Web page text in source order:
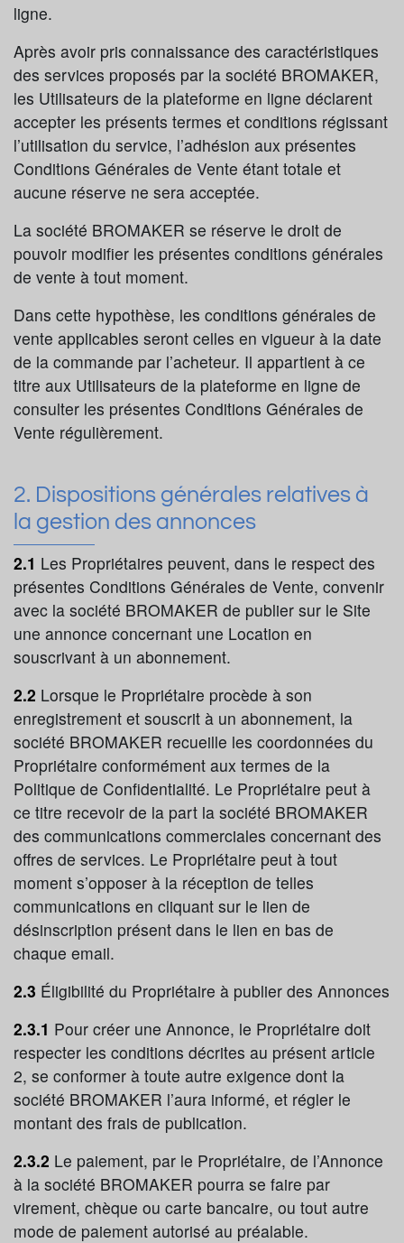
ligne.
Après avoir pris connaissance des caractéristiques
des services proposés par la société BROMAKER,
les Utilisateurs de la plateforme en ligne déclarent
accepter les présents termes et conditions régissant
l’utilisation du service, l’adhésion aux présentes
Conditions Générales de Vente étant totale et
aucune réserve ne sera acceptée.
La société BROMAKER se réserve le droit de
pouvoir modifier les présentes conditions générales
de vente à tout moment.
Dans cette hypothèse, les conditions générales de
vente applicables seront celles en vigueur à la date
de la commande par l’acheteur. Il appartient à ce
titre aux Utilisateurs de la plateforme en ligne de
consulter les présentes Conditions Générales de
Vente régulièrement.
2. Dispositions générales relatives à
la gestion des annonces
2.1 Les Propriétaires peuvent, dans le respect des
présentes Conditions Générales de Vente, convenir
avec la société BROMAKER de publier sur le Site
une annonce concernant une Location en
souscrivant à un abonnement.
2.2 Lorsque le Propriétaire procède à son
enregistrement et souscrit à un abonnement, la
société BROMAKER recueille les coordonnées du
Propriétaire conformément aux termes de la
Politique de Confidentialité. Le Propriétaire peut à
ce titre recevoir de la part la société BROMAKER
des communications commerciales concernant des
offres de services. Le Propriétaire peut à tout
moment s’opposer à la réception de telles
communications en cliquant sur le lien de
désinscription présent dans le lien en bas de
chaque email.
2.3 Éligibilité du Propriétaire à publier des Annonces
2.3.1 Pour créer une Annonce, le Propriétaire doit
respecter les conditions décrites au présent article
2, se conformer à toute autre exigence dont la
société BROMAKER l’aura informé, et régler le
montant des frais de publication.
2.3.2 Le paiement, par le Propriétaire, de l’Annonce
à la société BROMAKER pourra se faire par
virement, chèque ou carte bancaire, ou tout autre
mode de paiement autorisé au préalable.